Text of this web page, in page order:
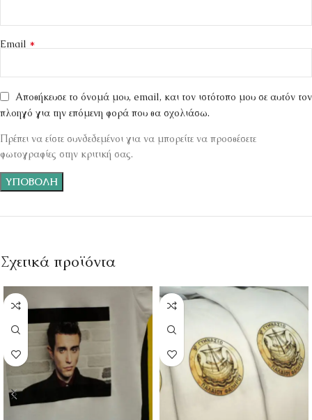
Email *
Αποθήκευσε το όνομά μου, email, και τον ιστότοπο μου σε αυτόν τον
πλοηγό για την επόμενη φορά που θα σχολιάσω.
Πρέπει να είστε συνδεδεμένοι για να μπορείτε να προσθέσετε
φωτογραφίες στην κριτική σας.
Σχετικά προϊόντα